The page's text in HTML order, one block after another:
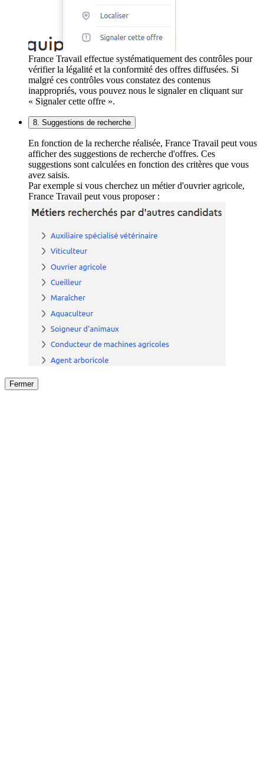
France Travail effectue systématiquement des contrôles pour
vérifier la légalité et la conformité des offres diffusées. Si
malgré ces contrôles vous constatez des contenus
inappropriés, vous pouvez nous le signaler en cliquant sur
« Signaler cette offre ».
8. Suggestions de recherche
En fonction de la recherche réalisée, France Travail peut vous
afficher des suggestions de recherche d'offres. Ces
suggestions sont calculées en fonction des critères que vous
avez saisis.
Par exemple si vous cherchez un métier d'ouvrier agricole,
France Travail peut vous proposer :
Fermer